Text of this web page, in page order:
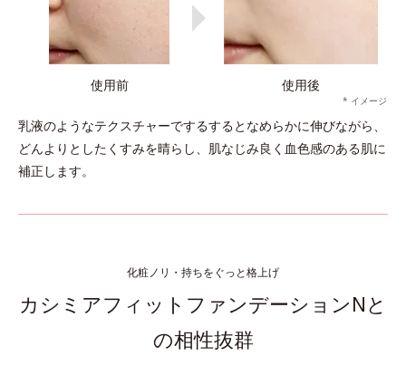
乳液のようなテクスチャーでするするとなめらかに伸びながら、
どんよりとしたくすみを晴らし、肌なじみ良く血色感のある肌に
補正します。
使用前 使用後
* イメージ
化粧ノリ・持ちをぐっと格上げ
カシミアフィットファンデーションNと
の相性抜群